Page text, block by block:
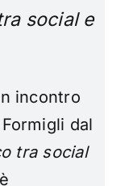
social e
incontro
dal
tra social